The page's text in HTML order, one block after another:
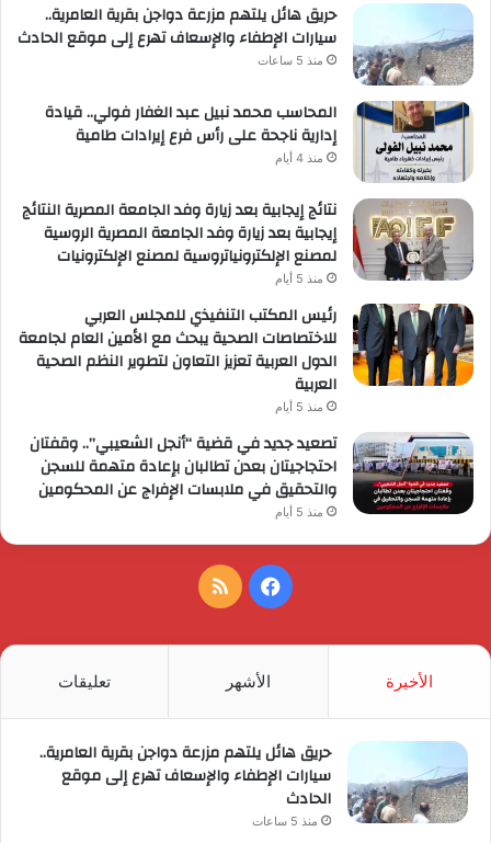
حريق هائل يلتهم مزرعة دواجن بقرية العامرية..
سيارات الإطفاء والإسعاف تهرع إلى موقع الحادث
منذ 5 ساعات
المحاسب محمد نبيل عبد الغفار فولي.. قيادة
إدارية ناجحة على رأس فرع إيرادات طامية
منذ 4 أيام
نتائج إيجابية بعد زيارة وفد الجامعة المصرية النتائج
إيجابية بعد زيارة وفد الجامعة المصرية الروسية
لمصنع الإلكترونياتروسية لمصنع الإلكترونيات
منذ 5 أيام
رئيس المكتب التنفيذي للمجلس العربي
للاختصاصات الصحية يبحث مع الأمين العام لجامعة
الدول العربية تعزيز التعاون لتطوير النظم الصحية
العربية
منذ 5 أيام
تصعيد جديد في قضية “أنجل الشعيبي”.. وقفتان
احتجاجيتان بعدن تطالبان بإعادة متهمة للسجن
والتحقيق في ملابسات الإفراج عن المحكومين
منذ 5 أيام
فيسبوكملخص
الأخيرة الأشهر تعليقات
حريق هائل يلتهم مزرعة دواجن بقرية العامرية..
سيارات الإطفاء والإسعاف تهرع إلى موقع
الحادث
منذ 5 ساعات